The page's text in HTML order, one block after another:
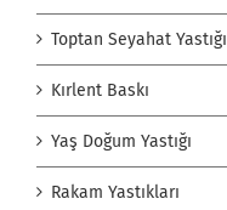
Toptan Seyahat Yastığı
Kırlent Baskı
Yaş Doğum Yastığı
Rakam Yastıkları